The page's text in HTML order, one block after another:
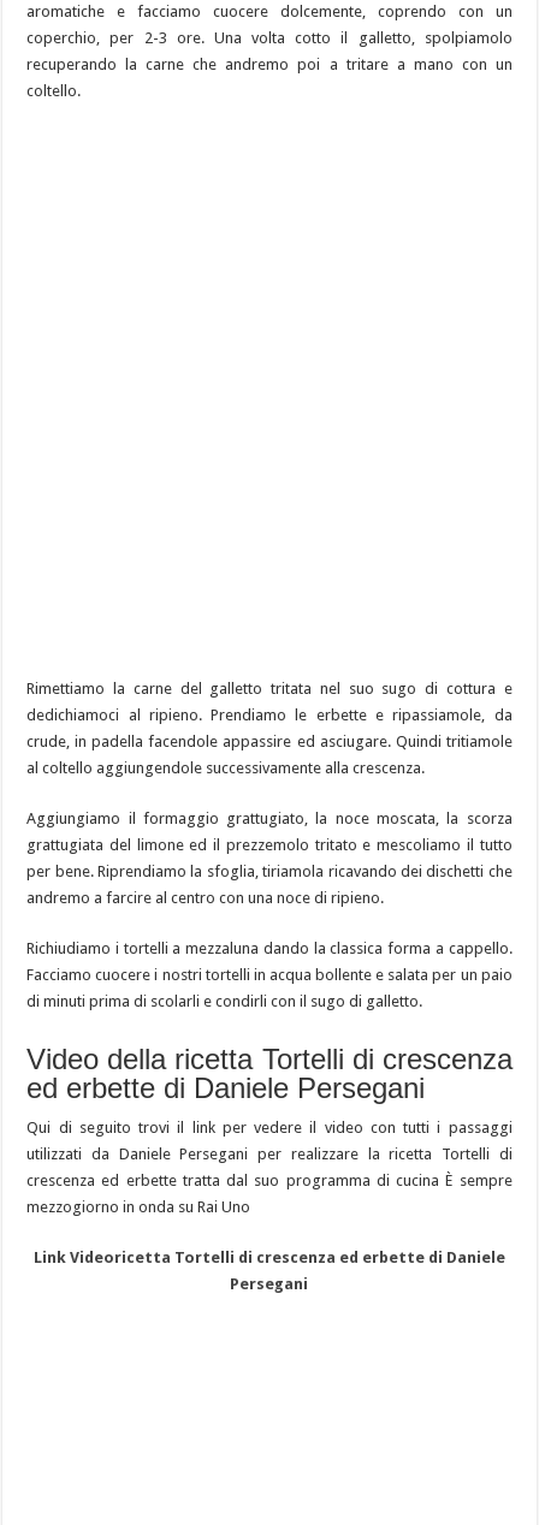
aromatiche e facciamo cuocere dolcemente, coprendo con un
coperchio, per 2-3 ore. Una volta cotto il galletto, spolpiamolo
recuperando la carne che andremo poi a tritare a mano con un
coltello.
Rimettiamo la carne del galletto tritata nel suo sugo di cottura e
dedichiamoci al ripieno. Prendiamo le erbette e ripassiamole, da
crude, in padella facendole appassire ed asciugare. Quindi tritiamole
al coltello aggiungendole successivamente alla crescenza.
Aggiungiamo il formaggio grattugiato, la noce moscata, la scorza
grattugiata del limone ed il prezzemolo tritato e mescoliamo il tutto
per bene. Riprendiamo la sfoglia, tiriamola ricavando dei dischetti che
andremo a farcire al centro con una noce di ripieno.
Richiudiamo i tortelli a mezzaluna dando la classica forma a cappello.
Facciamo cuocere i nostri tortelli in acqua bollente e salata per un paio
di minuti prima di scolarli e condirli con il sugo di galletto.
Video della ricetta Tortelli di crescenza
ed erbette di Daniele Persegani
Qui di seguito trovi il link per vedere il video con tutti i passaggi
utilizzati da Daniele Persegani per realizzare la ricetta Tortelli di
crescenza ed erbette tratta dal suo programma di cucina È sempre
mezzogiorno in onda su Rai Uno
Link Videoricetta Tortelli di crescenza ed erbette di Daniele
Persegani